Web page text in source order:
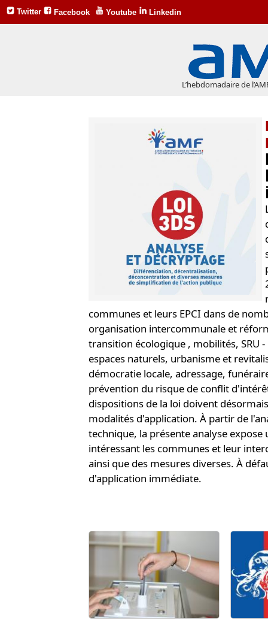
Twitter Facebook Youtube Linkedin
L’hebdomadaire de
communes et leurs EPCI dans de
organisation intercommunale et
transition écologique , mobilités, SRU
espaces naturels, urbanisme et
démocratie locale, adressage,
prévention du risque de conflit
dispositions de la loi doivent
modalités d'application. À partir de
technique, la présente analyse
intéressant les communes et leur
ainsi que des mesures diverses. À
d'application immédiate.